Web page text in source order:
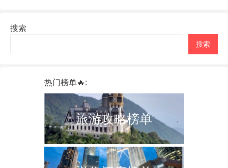
搜索
搜索
热门榜单🔥:
旅游攻略榜单